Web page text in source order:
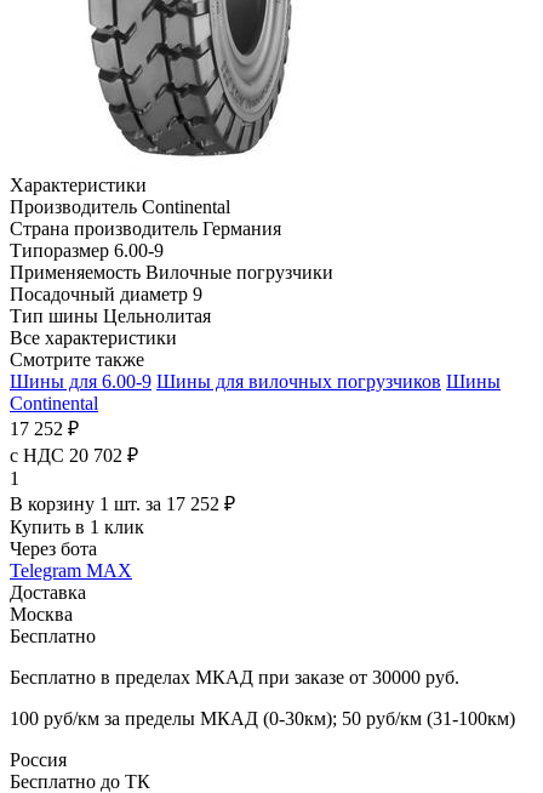
Характеристики
Производитель Continental
Страна производитель Германия
Типоразмер 6.00-9
Применяемость Вилочные погрузчики
Посадочный диаметр 9
Тип шины Цельнолитая
Все характеристики
Смотрите также
Шины для 6.00-9 Шины для вилочных погрузчиков Шины
Continental
17 252 ₽
с НДС 20 702 ₽
1
В корзину 1 шт. за 17 252 ₽
Купить в 1 клик
Через бота
Telegram MAX
Доставка
Москва
Бесплатно
Бесплатно в пределах МКАД при заказе от 30000 руб.
100 руб/км за пределы МКАД (0-30км); 50 руб/км (31-100км)
Россия
Бесплатно до ТК